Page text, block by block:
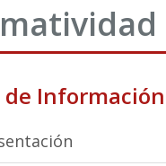
Información